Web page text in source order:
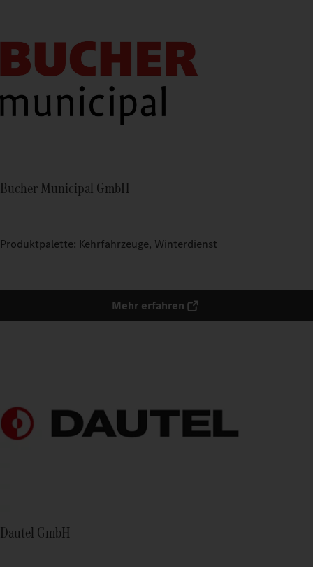
Bucher Municipal GmbH
Produktpalette: Kehrfahrzeuge, Winterdienst
Mehr erfahren
Dautel GmbH